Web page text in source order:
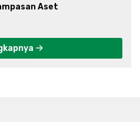
Aset